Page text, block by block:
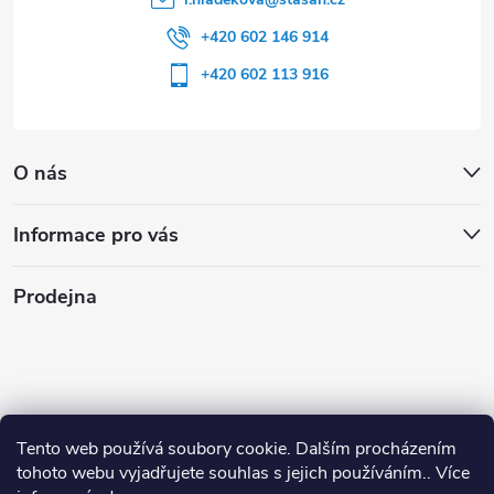
Tento web používá soubory cookie. Dalším procházením
tohoto webu vyjadřujete souhlas s jejich používáním.. Více
O nás
Informace pro vás
+420 602 146 914
+420 602 113 916
Prodejna